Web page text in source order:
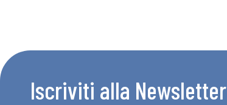
Iscriviti alla Newsletter